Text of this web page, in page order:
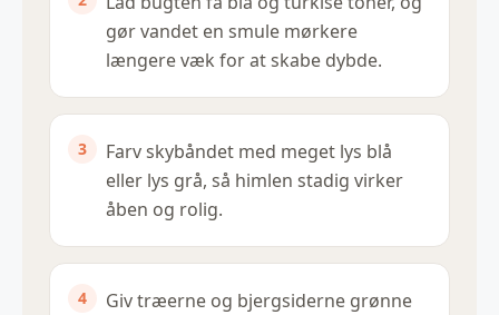
gør vandet en smule mørkere
længere væk for at skabe dybde.
Farv skybåndet med meget lys blå
eller lys grå, så himlen stadig virker
åben og rolig.
Giv træerne og bjergsiderne grønne